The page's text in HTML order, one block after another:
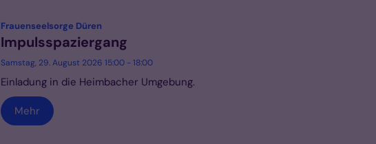
Frauenseelsorge Düren
Impulsspaziergang
Samstag, 29. August 2026 15:00 - 18:00
Einladung in die Heimbacher Umgebung.
Mehr